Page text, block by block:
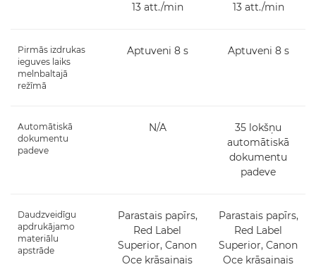
13 att./min
13 att./min
Pirmās izdrukas
ieguves laiks
melnbaltajā
režīmā
Aptuveni 8 s Aptuveni 8 s
Automātiskā
dokumentu
padeve
N/A
35 lokšņu
automātiskā
dokumentu
padeve
Daudzveidīgu
apdrukājamo
materiālu
apstrāde
Parastais papīrs,
Red Label
Superior, Canon
Oce krāsainais
Parastais papīrs,
Red Label
Superior, Canon
Oce krāsainais